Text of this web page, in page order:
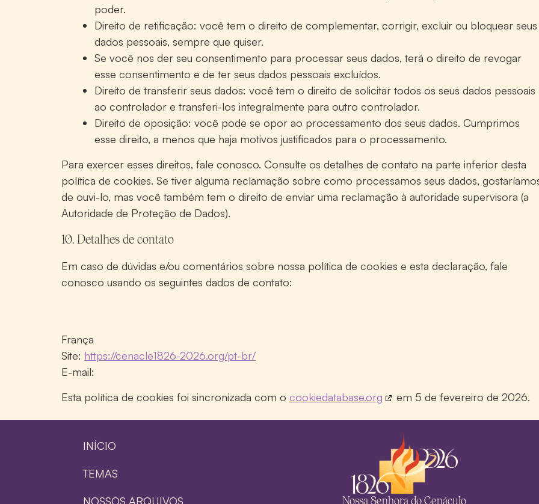
poder.
Direito de retificação: você tem o direito de complementar, corrigir, excluir ou bloquear seus
dados pessoais, sempre que quiser.
Se você nos der seu consentimento para processar seus dados, terá o direito de revogar
esse consentimento e de ter seus dados pessoais excluídos.
Direito de transferir seus dados: você tem o direito de solicitar todos os seus dados pessoais
ao controlador e transferi-los integralmente para outro controlador.
Direito de oposição: você pode se opor ao processamento dos seus dados. Cumprimos
esse direito, a menos que haja motivos justificados para o processamento.
Para exercer esses direitos, fale conosco. Consulte os detalhes de contato na parte inferior desta
política de cookies. Se tiver alguma reclamação sobre como processamos seus dados,
de ouvi-lo, mas você também tem o direito de enviar uma reclamação à autoridade supervisora (a
Autoridade de Proteção de Dados).
10. Detalhes de contato
Em caso de dúvidas e/ou comentários sobre nossa política de cookies e esta declaração, fale
conosco usando os seguintes dados de contato:
França
Site: https://cenacle1826-2026.org/pt-br/
E-mail:
Esta política de cookies foi sincronizada com o cookiedatabase.org em 5 de fevereiro de 2026.
INÍCIO
TEMAS
NOSSOS ARQUIVOS Nossa Senhora do Cenáculo